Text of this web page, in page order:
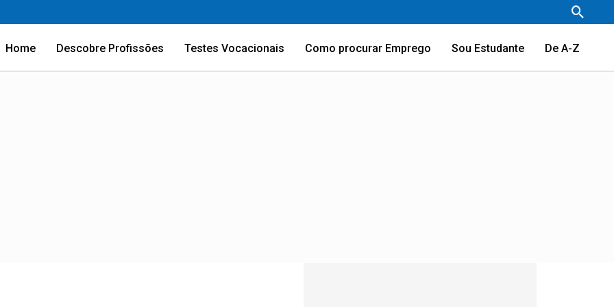
Home Descobre Profissões Testes Vocacionais Como procurar Emprego Sou Estudante De A-Z